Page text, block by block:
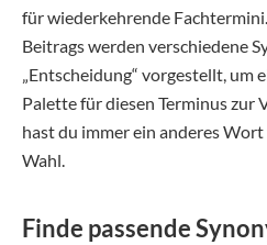
für wiederkehrende
Beitrags werden verschiedene
„Entscheidung“ vorgestellt, um
Palette für diesen Terminus zur
hast du immer ein anderes
Wahl.
Finde passende